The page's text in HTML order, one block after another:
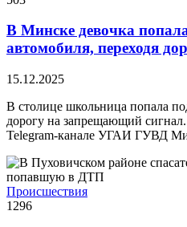
В Минске девочка
автомобиля, переходя
15.12.2025
В столице школьница попала
дорогу на запрещающий
Telegram-канале УГАИ ГУВД
Происшествия
1296